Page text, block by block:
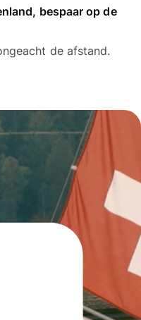
bespaar op de
de afstand.